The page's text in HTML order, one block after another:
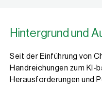
Hintergrund und
Seit der Einführung von
Handreichungen zum
Herausforderungen und